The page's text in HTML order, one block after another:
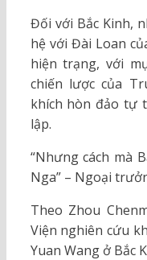
Đối với Bắc Kinh,
hệ với Đài Loan
hiện trạng, với
chiến lược của
khích hòn đảo tự
lập.
“Nhưng cách mà
Nga” – Ngoại
Theo Zhou
Viện nghiên cứu
Yuan Wang ở Bắc